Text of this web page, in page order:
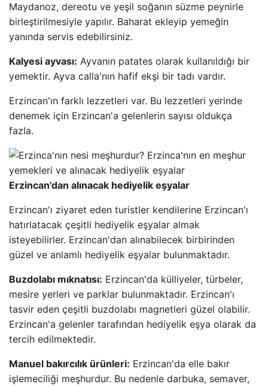
Maydanoz, dereotu ve yeşil soğanın süzme peynirle
birleştirilmesiyle yapılır. Baharat ekleyip yemeğin
yanında servis edebilirsiniz.
Kalyesi ayvası: Ayvanın patates olarak kullanıldığı bir
yemektir. Ayva calla'nın hafif ekşi bir tadı vardır.
Erzincan'ın farklı lezzetleri var. Bu lezzetleri yerinde
denemek için Erzincan'a gelenlerin sayısı oldukça
fazla.
Erzincan'dan alınacak hediyelik eşyalar
Erzincan'ı ziyaret eden turistler kendilerine Erzincan'ı
hatırlatacak çeşitli hediyelik eşyalar almak
isteyebilirler. Erzincan'dan alınabilecek birbirinden
güzel ve anlamlı hediyelik eşyalar bulunmaktadır.
Buzdolabı mıknatısı: Erzincan'da külliyeler, türbeler,
mesire yerleri ve parklar bulunmaktadır. Erzincan'ı
tasvir eden çeşitli buzdolabı magnetleri güzel olabilir.
Erzincan'a gelenler tarafından hediyelik eşya olarak da
tercih edilmektedir.
Manuel bakırcılık ürünleri: Erzincan'da elle bakır
işlemeciliği meşhurdur. Bu nedenle darbuka, semaver,